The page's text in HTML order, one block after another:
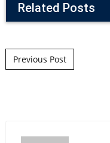
Related Posts
Post navigation
Previous Post